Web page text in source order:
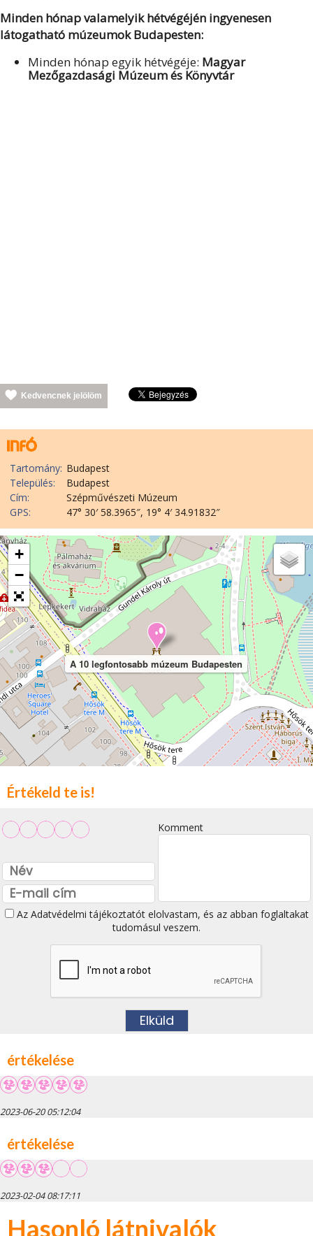
Minden hónap valamelyik hétvégéjén ingyenesen
látogatható múzeumok Budapesten:
Minden hónap egyik hétvégéje: Magyar
Mezőgazdasági Múzeum és Könyvtár
Kedvencnek jelölöm
Tartomány: Budapest
Település:
Budapest
Cím:
Szépművészeti Múzeum
GPS:
47° 30′ 58.3965″, 19° 4′ 34.91832″
A 10 legfontosabb múzeum Budapesten
+
−
Értékeld te is!
Komment
Az Adatvédelmi tájékoztatótelolvastam, és az abban foglaltakat
tudomásul veszem.
értékelése
2023-06-20 05:12:04
értékelése
2023-02-04 08:17:11
Hasonló látnivalók